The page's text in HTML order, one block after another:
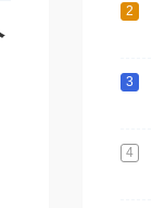
2
3
4